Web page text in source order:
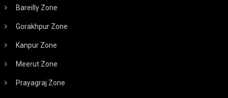
Bareilly Zone
Gorakhpur Zone
Kanpur Zone
Meerut Zone
Prayagraj Zone